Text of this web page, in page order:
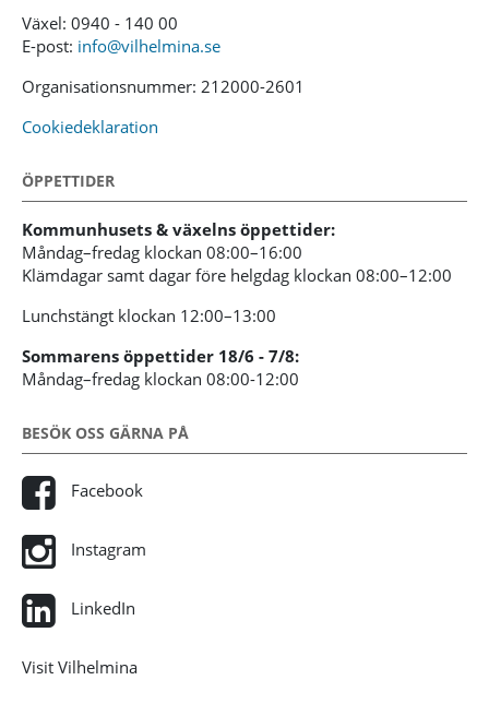
Växel: 0940 - 140 00
E-post: info@vilhelmina.se
Organisationsnummer: 212000-2601
Cookiedeklaration
ÖPPETTIDER
Kommunhusets & växelns öppettider:
Måndag–fredag klockan 08:00–16:00
Klämdagar samt dagar före helgdag klockan 08:00–12:00
Lunchstängt klockan 12:00–13:00
Sommarens öppettider 18/6 - 7/8:
Måndag–fredag klockan 08:00-12:00
BESÖK OSS GÄRNA PÅ
Facebook
Instagram
LinkedIn
Visit Vilhelmina